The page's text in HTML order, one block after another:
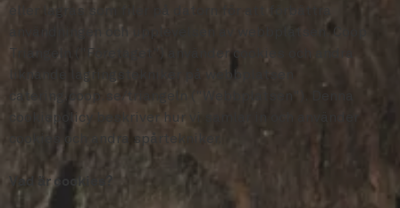
eller lagras som filer på datorn för att förbättra
användningen och upplevelsen av webbplatsen. Coop
Triangeln ("Företaget") använder cookies och andra
liknande lagringstekniker på webbplatsen
catering.coop.se/triangeln ("Webbplatsen"). Denna
cookiepolicy beskriver hur vi samlar in och använder
cookies och andra spårtekniker.
Vad är cookies?